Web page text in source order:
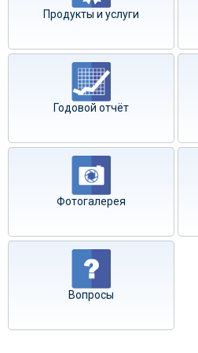
Продукты и услуги
Годовой отчёт
Фотогалерея
Вопросы